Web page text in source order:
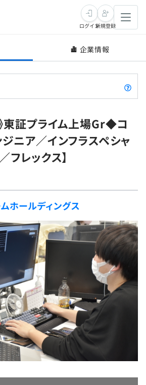
ログイン新規登録
企業情報
東証プライム上場Gr◆コ
ニア／インフラスペシャ
フレックス】
ホールディングス